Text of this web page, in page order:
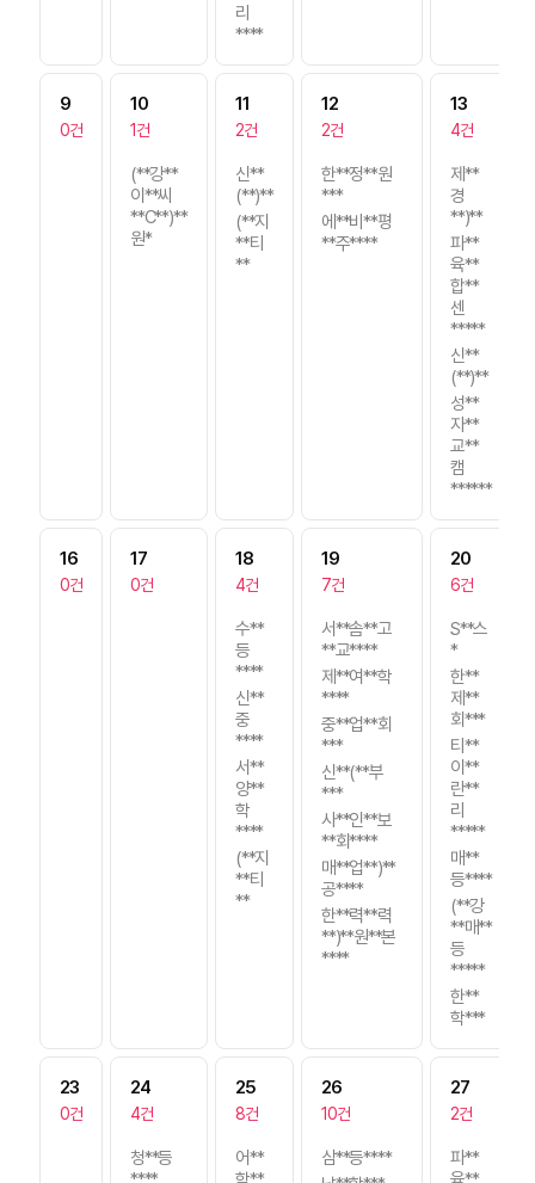
리
****
9
0건
10
1건
(**강**
이**씨
**C**)**
원*
11
2건
신**
(**)**
(**지
**티
**
12
2건
한**정**원
***
에**비**평
**주****
13
4건
제**
경
**)**
파**
육**
합**
센
*****
신**
(**)**
성**
자**
교**
캠
******
16
0건
17
0건
18
4건
수**
등
****
신**
중
****
서**
양**
학
****
(**지
**티
**
19
7건
서**솜**고
**교****
제**여**학
****
중**업**회
***
신**(**부
***
사**인**보
**회****
매**업**)**
공****
한**력**력
**)**원**본
****
20
6건
S**스
*
한**
제**
회***
티**
이**
란**
리
*****
매**
등****
(**강
**매**
등
*****
한**
학***
23
0건
24
4건
청**등
25
8건
어**
26
10건
삼**등****
27
2건
파**